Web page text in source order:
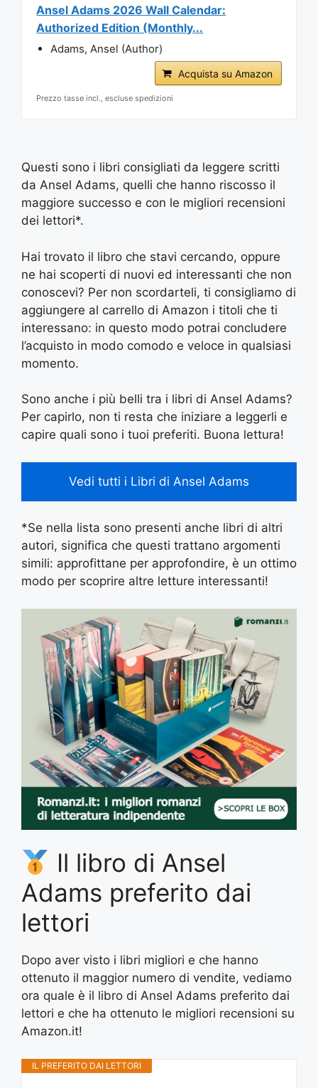
Ansel Adams 2026 Wall Calendar:
Authorized Edition (Monthly...
Adams, Ansel (Author)
Acquista su Amazon
Prezzo tasse incl., escluse spedizioni
Questi sono i libri consigliati da leggere scritti
da Ansel Adams, quelli che hanno riscosso il
maggiore successo e con le migliori recensioni
dei lettori*.
Hai trovato il libro che stavi cercando, oppure
ne hai scoperti di nuovi ed interessanti che non
conoscevi? Per non scordarteli, ti consigliamo di
aggiungere al carrello di Amazon i titoli che ti
interessano: in questo modo potrai concludere
l’acquisto in modo comodo e veloce in qualsiasi
momento.
Sono anche i più belli tra i libri di Ansel Adams?
Per capirlo, non ti resta che iniziare a leggerli e
capire quali sono i tuoi preferiti. Buona lettura!
Vedi tutti i Libri di Ansel Adams
*Se nella lista sono presenti anche libri di altri
autori, significa che questi trattano argomenti
simili: approfittane per approfondire, è un ottimo
modo per scoprire altre letture interessanti!
Il libro di Ansel
Adams preferito dai
lettori
Dopo aver visto i libri migliori e che hanno
ottenuto il maggior numero di vendite, vediamo
ora quale è il libro di Ansel Adams preferito dai
lettori e che ha ottenuto le migliori recensioni su
Amazon.it!
IL PREFERITO DAI LETTORI